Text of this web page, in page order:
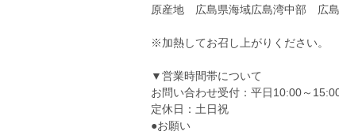
原産地 広島県海域広島湾中部 広
※加熱してお召し上がりください。
▼営業時間帯について
お問い合わせ受付：平日10:00～
定休日：土日祝
●お願い